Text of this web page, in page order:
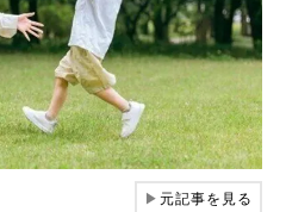
▶元記事を見る